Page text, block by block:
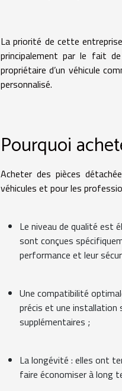
La priorité de cette
principalement par le fait
propriétaire d’un véhicule
personnalisé.
Pourquoi
Acheter des pièces
véhicules et pour les
Le niveau de qualité est
sont conçues
performance et leur
Une compatibilité
précis et une installation
supplémentaires ;
La longévité : elles ont
faire économiser à long